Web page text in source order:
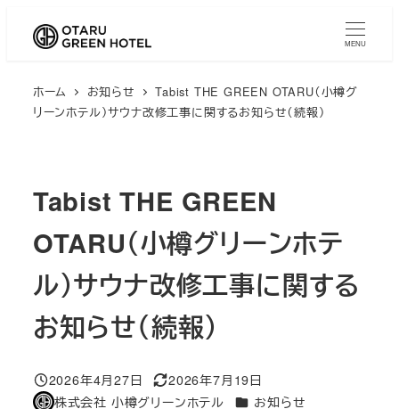
MENU
ホーム お知らせ
Tabist THE GREEN OTARU（小樽グ
リーンホテル）サウナ改修工事に関するお知らせ（続報）
Tabist THE GREEN
OTARU（小樽グリーンホテ
ル）サウナ改修工事に関する
お知らせ（続報）
投稿日
2026年4月27日
更新日
2026年7月19日
株式会社 小樽グリーンホテル カテゴリー
お知らせ